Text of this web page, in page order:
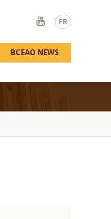
FR
Youtube
BCEAO NEWS